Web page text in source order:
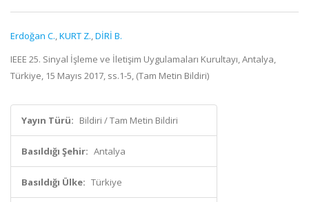
Erdoğan C.,KURT Z.,DİRİ B.
IEEE 25. Sinyal İşleme ve İletişim Uygulamaları Kurultayı, Antalya,
Türkiye, 15 Mayıs 2017, ss.1-5, (Tam Metin Bildiri)
Yayın Türü: Bildiri / Tam Metin Bildiri
Basıldığı Şehir: Antalya
Basıldığı Ülke: Türkiye